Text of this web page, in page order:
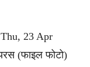
23 Apr
(फाइल फोटो)